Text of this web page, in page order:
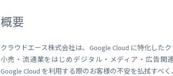
データ分析
SORACOM
概要
クラウドエース株式会社は、Google Cloud に特化した
小売・流通業をはじめデジタル・メディア・広告関
Google Cloud を利用する際のお客様の不安を払拭すべ